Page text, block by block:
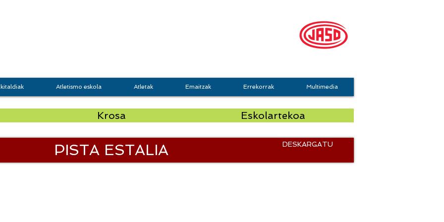
Krosa Eskolartekoa
PISTA ESTALIA DESKARGATU
Atletismo eskola Atletak Emaitzak Errekorrak Multimedia